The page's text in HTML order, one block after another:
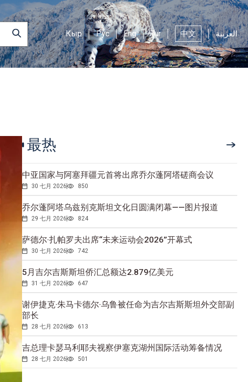
Кыр Рус Eng Tur 中文 العربية
最热
中亚国家与阿塞拜疆元首将出席乔尔蓬阿塔磋商会议
30 七月 2026 850
乔尔蓬阿塔乌兹别克斯坦文化日圆满闭幕——图片报道
29 七月 2026 824
萨德尔·扎帕罗夫出席“未来运动会2026”开幕式
30 七月 2026 742
5月吉尔吉斯斯坦侨汇总额达2.879亿美元
31 七月 2026 647
谢伊捷克·朱马卡德尔·乌鲁被任命为吉尔吉斯斯坦外交部副
部长
28 七月 2026 613
吉总理卡瑟马利耶夫视察伊塞克湖州国际活动筹备情况
28 七月 2026 501